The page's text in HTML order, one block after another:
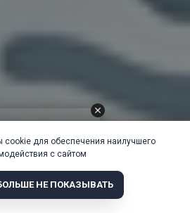
для обеспечения наилучшего
с сайтом
НЕ ПОКАЗЫВАТЬ